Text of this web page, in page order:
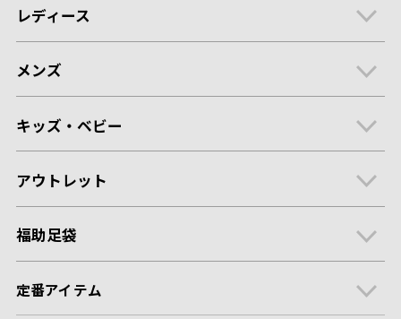
レディース
メンズ
キッズ・ベビー
アウトレット
福助足袋
定番アイテム